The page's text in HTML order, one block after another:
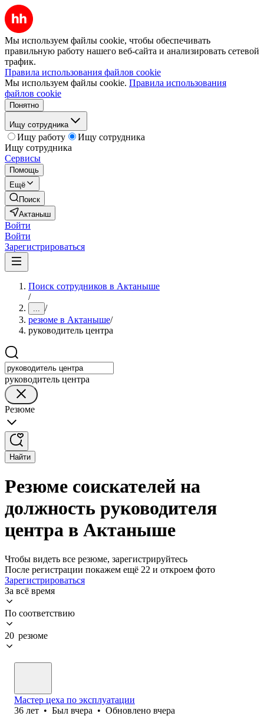
Мы используем файлы cookie, чтобы обеспечивать
правильную работу нашего веб-сайта и анализировать сетевой
трафик.
Правила использования файлов cookie
Мы используем файлы cookie. Правила использования
файлов cookie
Понятно
Ищу сотрудника
Ищу работу
Ищу сотрудника
Ищу сотрудника
Сервисы
Помощь
Ещё
Поиск
Актаныш
Войти
Войти
Зарегистрироваться
Поиск сотрудников в Актаныше
/
... /
резюме в Актаныше/
руководитель центра
руководитель центра
Резюме
Найти
Резюме соискателей на
должность руководителя
центра в Актаныше
Чтобы видеть все резюме, зарегистрируйтесь
После регистрации покажем ещё 22 и откроем фото
Зарегистрироваться
За всё время
По соответствию
20 резюме
Мастер цеха по эксплуатации
36 лет • Был вчера • Обновлено вчера